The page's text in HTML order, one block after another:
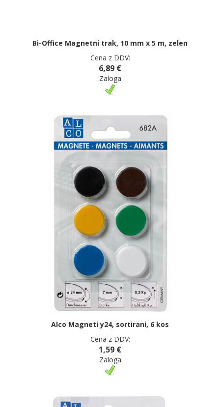
Bi-Office Magnetni trak, 10 mm x 5 m, zelen
Cena z DDV:
6,89 €
Zaloga
Alco Magneti y24, sortirani, 6 kos
Cena z DDV:
1,59 €
Zaloga